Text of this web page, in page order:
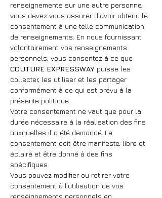
renseignements sur une autre personne,
vous devez vous assurer d’avoir obtenu le
consentement à une telle communication
de renseignements. En nous fournissant
volontairement vos renseignements
personnels, vous consentez à ce que
COUTURE EXPRESSWAY puisse les
collecter, les utiliser et les partager
conformément à ce qui est prévu à la
présente politique.
Votre consentement ne vaut que pour la
durée nécessaire à la réalisation des fins
auxquelles il a été demandé. Le
consentement doit être manifeste, libre et
éclairé et être donné à des fins
spécifiques.
Vous pouvez modifier ou retirer votre
consentement à l’utilisation de vos
renseignements personnels en